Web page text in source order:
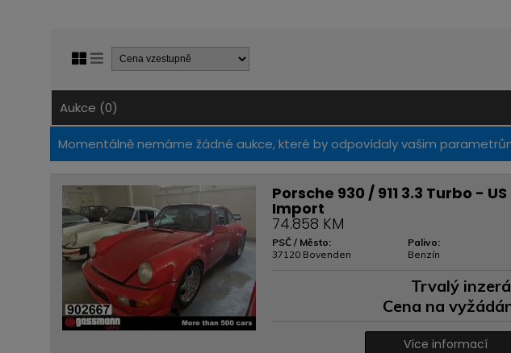
Aukce (0)
Momentálně nemáme žádné aukce, které by odpovídaly vašim
Porsche 930 / 911 3.3 Turbo - US
Import
74.858 KM
PSČ / Město:
37120 Bovenden
Palivo:
Benzín
Trvalý
Cena na
Více informací